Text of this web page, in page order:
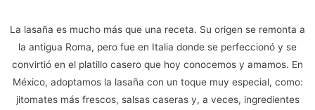
La lasaña es mucho más que una receta. Su origen se remonta a
la antigua Roma, pero fue en Italia donde se perfeccionó y se
convirtió en el platillo casero que hoy conocemos y amamos. En
México, adoptamos la lasaña con un toque muy especial, como:
jitomates más frescos, salsas caseras y, a veces, ingredientes